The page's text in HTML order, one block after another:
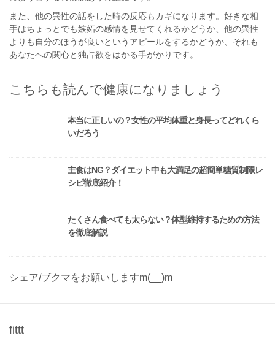
また、他の異性の話をした時の反応もカギになります。好きな相
手はちょっとでも嫉妬の感情を見せてくれるかどうか、他の異性
よりも自分のほうが良いというアピールをするかどうか、それも
あなたへの関心と独占欲をはかる手がかりです。
こちらも読んで健康になりましょう
本当に正しいの？女性の平均体重と身長ってどれくら
いだろう
主食はNG？ダイエット中も大満足の超簡単糖質制限レ
シピ徹底紹介！
たくさん食べても太らない？体型維持するための方法
を徹底解説
シェア/ブクマをお願いしますm(__)m
fittt